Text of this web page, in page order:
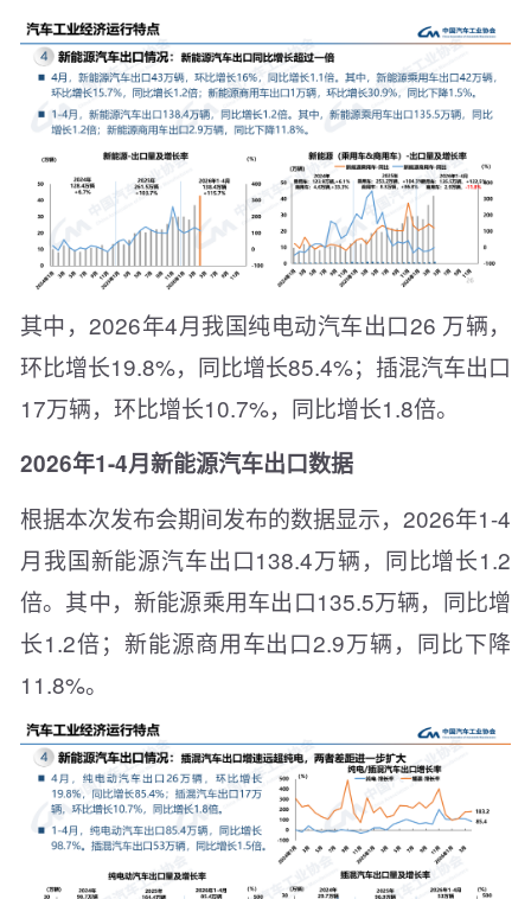
其中，2026年4月我国纯电动汽车出口26 万辆，
环比增长19.8%，同比增长85.4%；插混汽车出口
17万辆，环比增长10.7%，同比增长1.8倍。
2026年1-4月新能源汽车出口数据
根据本次发布会期间发布的数据显示，2026年1-4
月我国新能源汽车出口138.4万辆，同比增长1.2
倍。其中，新能源乘用车出口135.5万辆，同比增
长1.2倍；新能源商用车出口2.9万辆，同比下降
11.8%。